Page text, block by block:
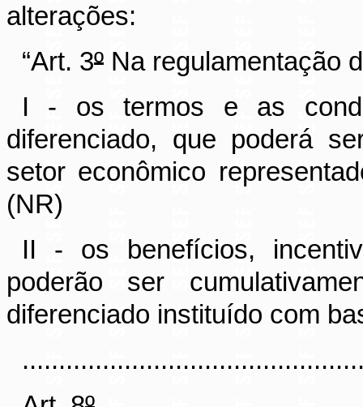
alterações:
“Art. 3ºNa regulamentação
I - os termos e as
diferenciado, que poderá
setor econômico
(NR)
II - os benefícios,
poderão ser
diferenciado instituído com